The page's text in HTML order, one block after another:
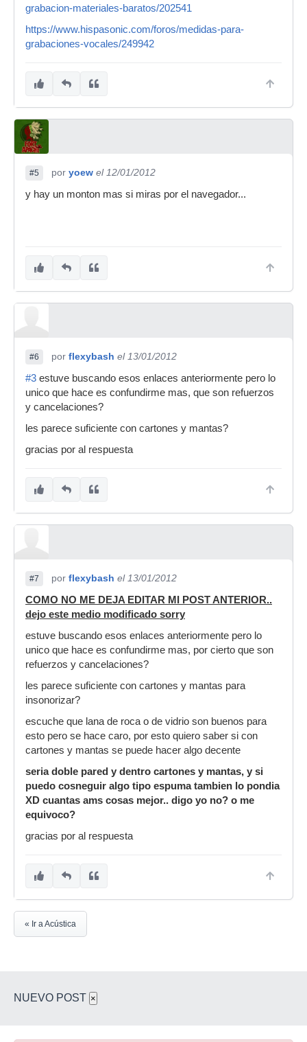
grabacion-materiales-baratos/202541
https://www.hispasonic.com/foros/medidas-para-
grabaciones-vocales/249942
#5 por yoew el 12/01/2012
y hay un monton mas si miras por el navegador...
#6 por flexybash el 13/01/2012
#3 estuve buscando esos enlaces anteriormente pero lo
unico que hace es confundirme mas, que son refuerzos
y cancelaciones?
les parece suficiente con cartones y mantas?
gracias por al respuesta
#7 por flexybash el 13/01/2012
COMO NO ME DEJA EDITAR MI POST ANTERIOR..
dejo este medio modificado sorry
estuve buscando esos enlaces anteriormente pero lo
unico que hace es confundirme mas, por cierto que son
refuerzos y cancelaciones?
les parece suficiente con cartones y mantas para
insonorizar?
escuche que lana de roca o de vidrio son buenos para
esto pero se hace caro, por esto quiero saber si con
cartones y mantas se puede hacer algo decente
seria doble pared y dentro cartones y mantas, y si
puedo cosneguir algo tipo espuma tambien lo pondia
XD cuantas ams cosas mejor.. digo yo no? o me
equivoco?
gracias por al respuesta
« Ir a Acústica
NUEVO POST ×